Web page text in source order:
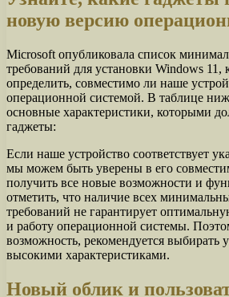
новую версию
Microsoft опубликовала список
требований для установки Windows
определить, совместимо ли наше
операционной системой. В таблице
основные характеристики, которыми
гаджеты:
Если наше устройство соответствует
мы можем быть уверены в его
получить все новые возможности и
отметить, что наличие всех
требований не гарантирует
и работу операционной системы.
возможность, рекомендуется выбирать
высокими характеристиками.
Новый облик и